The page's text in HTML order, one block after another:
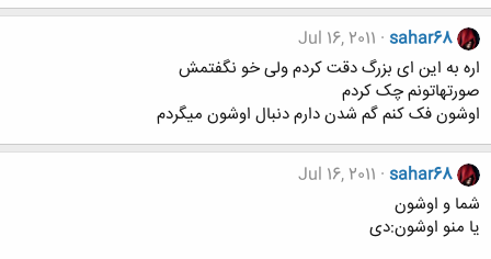
sahar68
Jul 16, 2011
اره به این ای بزرگ دقت کردم ولی خو نگفتمش
صورتهاتونم چک کردم
اوشون فک کنم گم شدن دارم دنبال اوشون میگردم
sahar68
Jul 16, 2011
شما و اوشون
یا منو اوشون:دی